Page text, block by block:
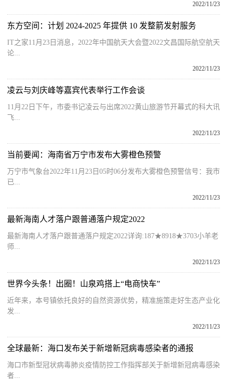
2022/11/23
东方空间：计划 2024-2025 年提供 10 发整箭发射服务
IT之家11月23日消息，2022年中国航天大会暨2022文昌国际航空航天
论...
2022/11/23
凌云与刘庆峰等嘉宾代表举行工作会谈
11月22日下午，市委书记凌云与出席2022黄山旅游节开幕式的科大讯
飞...
2022/11/23
当前要闻：海南省万宁市发布大雾橙色预警
万宁市气象台2022年11月23日05时06分发布大雾橙色预警信号：我市
已...
2022/11/23
最新海南人才落户跟普通落户规定2022
最新海南人才落户跟普通落户规定2022详询:187★8918★3703小羊老
师...
2022/11/23
世界今头条！出圈！山泉鸡搭上“电商快车”
近年来，本号镇依托良好的自然资源优势，精准施策走好生态产业化
发...
2022/11/23
全球最新：海口发布关于新增新冠病毒感染者的通报
海口市新型冠状病毒肺炎疫情防控工作指挥部关于新增新冠病毒感染
者...